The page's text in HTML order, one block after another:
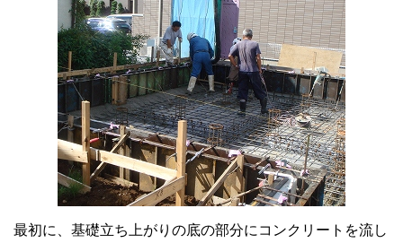
最初に、基礎立ち上がりの底の部分にコンクリートを流し